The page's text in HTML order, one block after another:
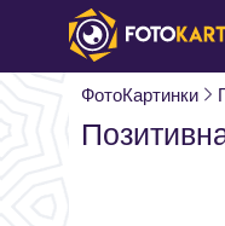
ФотоКартинки